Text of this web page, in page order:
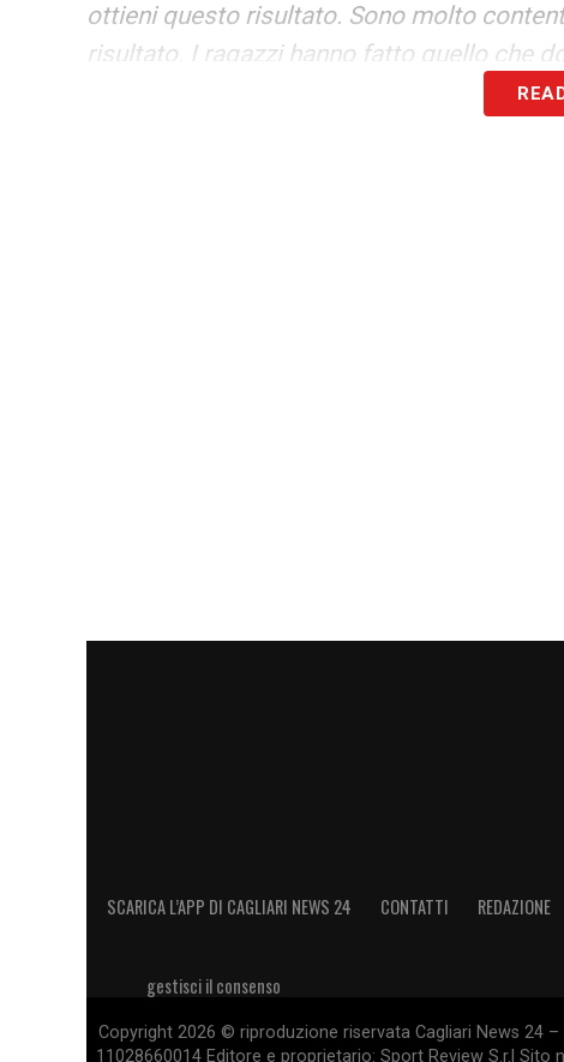
ottieni questo risultato. Sono molto
risultato. I ragazzi hanno fatto quello che
«Mina dà sempre il massimo e
SCARICA L’APP DI CAGLIARI NEWS 24 CONTATTI REDAZIONE
gestisci il consenso
Copyright 2026 © riproduzione riservata Cagliari News 24
11028660014 Editore e proprietario: Sport Review S.r.l